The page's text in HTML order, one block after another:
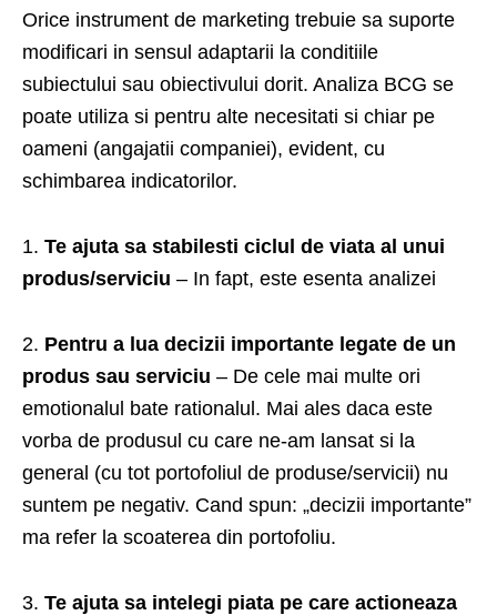
Orice instrument de marketing trebuie sa suporte
modificari in sensul adaptarii la conditiile
subiectului sau obiectivului dorit. Analiza BCG se
poate utiliza si pentru alte necesitati si chiar pe
oameni (angajatii companiei), evident, cu
schimbarea indicatorilor.
1. Te ajuta sa stabilesti ciclul de viata al unui
produs/serviciu – In fapt, este esenta analizei
2. Pentru a lua decizii importante legate de un
produs sau serviciu – De cele mai multe ori
emotionalul bate rationalul. Mai ales daca este
vorba de produsul cu care ne-am lansat si la
general (cu tot portofoliul de produse/servicii) nu
suntem pe negativ. Cand spun: „decizii importante”
ma refer la scoaterea din portofoliu.
3. Te ajuta sa intelegi piata pe care actioneaza